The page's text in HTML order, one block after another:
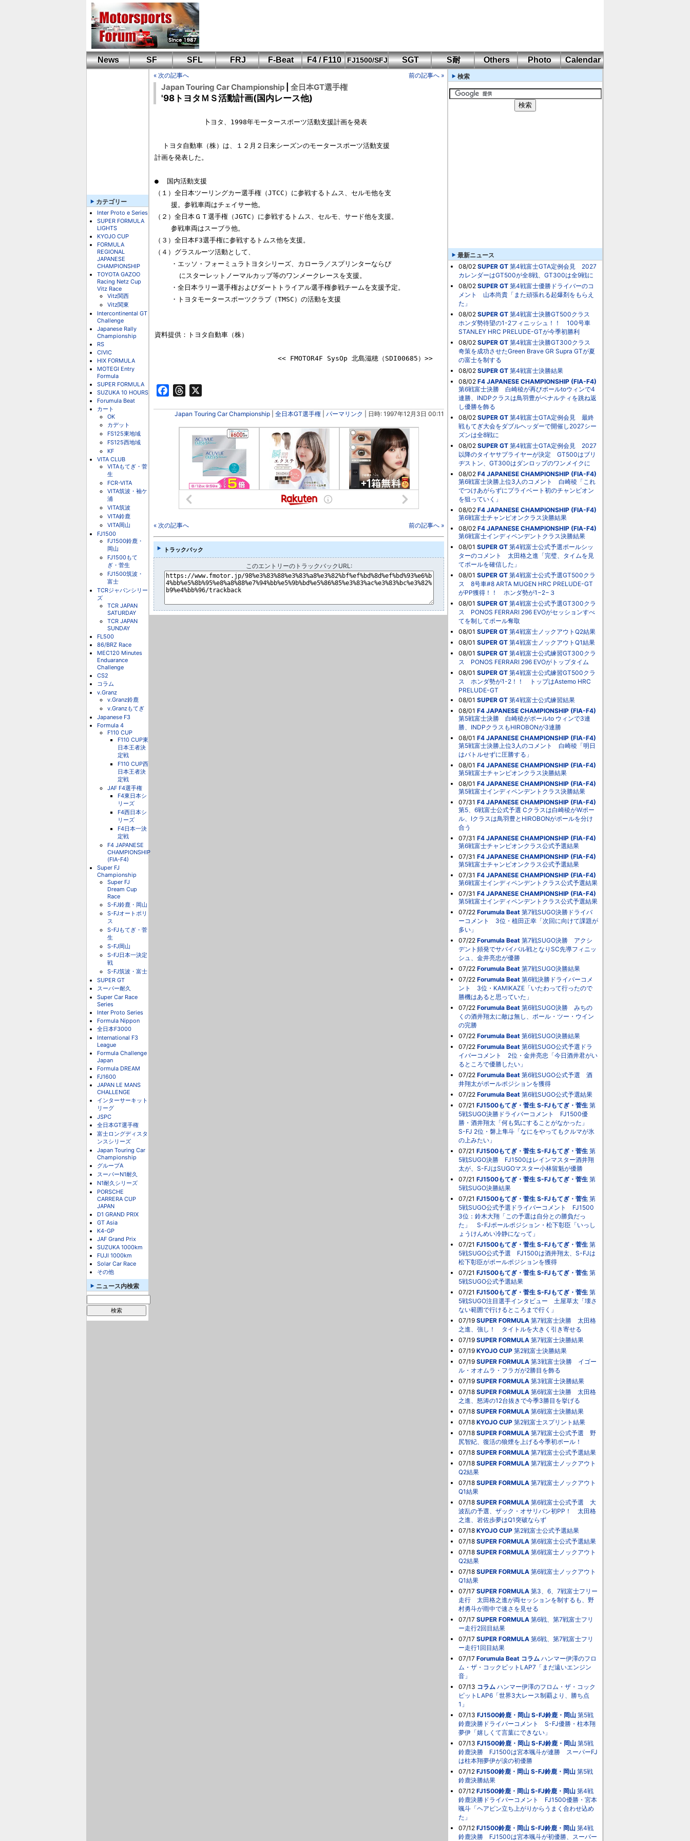
News SF SFL FRJ F-Beat
F4 / F110
FJ1500/SFJ SGT S耐 Others Photo Calendar
カテゴリー
Inter Proto e Series
SUPER FORMULA
LIGHTS
KYOJO CUP
FORMULA
REGIONAL
JAPANESE
CHAMPIONSHIP
TOYOTA GAZOO
Racing Netz Cup
Vitz Race
Vitz関西
Vitz関東
Intercontinental GT
Challenge
Japanese Rally
Championship
RS
CIVIC
HIX FORMULA
MOTEGI Entry
Formula
SUPER FORMULA
SUZUKA 10 HOURS
Forumula Beat
カート
OK
カデット
FS125東地域
FS125西地域
KF
VITA CLUB
VITAもてぎ・菅
生
FCR-VITA
VITA筑波・袖ケ
浦
VITA筑波
VITA鈴鹿
VITA岡山
FJ1500
FJ1500鈴鹿・
岡山
FJ1500もて
ぎ・菅生
FJ1500筑波・
富士
TCRジャパンシリー
ズ
TCR JAPAN
SATURDAY
TCR JAPAN
SUNDAY
FL500
86/BRZ Race
MEC120 Minutes
Enduarance
Challenge
CS2
コラム
v.Granz
v.Granz鈴鹿
v.Granzもてぎ
Japanese F3
Formula 4
F110 CUP
F110 CUP東
日本王者決
定戦
F110 CUP西
日本王者決
定戦
JAF F4選手権
F4東日本シ
リーズ
F4西日本シ
リーズ
F4日本一決
定戦
F4 JAPANESE
CHAMPIONSHIP
(FIA-F4)
Super FJ
Championship
Super FJ
Dream Cup
Race
S-FJ鈴鹿・岡山
S-FJオートポリ
ス
S-FJもてぎ・菅
生
S-FJ岡山
S-FJ日本一決定
戦
S-FJ筑波・富士
SUPER GT
スーパー耐久
Super Car Race
Series
Inter Proto Series
Formula Nippon
全日本F3000
International F3
League
Formula Challenge
Japan
Formula DREAM
FJ1600
JAPAN LE MANS
CHALLENGE
インターサーキット
リーグ
JSPC
全日本GT選手権
富士ロングディスタ
ンスシリーズ
Japan Touring Car
Championship
グループA
スーパーN1耐久
N1耐久シリーズ
PORSCHE
CARRERA CUP
JAPAN
D1 GRAND PRIX
GT Asia
K4-GP
JAF Grand Prix
SUZUKA 1000km
FUJI 1000km
Solar Car Race
その他
ニュース内検索
« 次の記事へ 前の記事へ »
Japan Touring Car Championship 全日本GT選手権
'98トヨタＭＳ活動計画(国内レース他)
計画を発表した。
●  国内活動支援
（１）全日本ツーリングカー選手権（JTCC）に参戦するトムス、セルモ他を支
（２）全日本ＧＴ選手権（JGTC）に参戦するトムス、セルモ、サード他を支援。
（３）全日本F3選手権に参戦するトムス他を支援。
（４）グラスルーツ活動として、
資料提供：トヨタ自動車（株）
Facebook
Threads
Japan Touring Car Championship 全日本GT選手権 パーマリンク | 日時: 1997年12月3日 00:11
« 次の記事へ 前の記事へ »
トラックバック
このエントリーのトラックバックURL:
検索
最新ニュース
08/02 SUPER GT 第4戦富士GTA定例会見 2027
カレンダーはGT500が全8戦、GT300は全9戦に
08/02 SUPER GT 第4戦富士優勝ドライバーのコ
メント 山本尚貴「また頑張れる起爆剤をもらえ
た」
08/02 SUPER GT 第4戦富士決勝GT500クラス
ホンダ勢待望の1-2フィニッシュ！！ 100号車
STANLEY HRC PRELUDE-GTが今季初勝利
08/02 SUPER GT 第4戦富士決勝GT300クラス
奇策を成功させたGreen Brave GR Supra GTが夏
の富士を制する
08/02 SUPER GT 第4戦富士決勝結果
08/02 F4 JAPANESE CHAMPIONSHIP (FIA-F4)
第6戦富士決勝 白崎稜が再びポールtoウィンで4
連勝、INDPクラスは鳥羽豊がペナルティを跳ね返
し優勝を飾る
08/02 SUPER GT 第4戦富士GTA定例会見 最終
戦もてぎ大会をダブルヘッダーで開催し2027シー
ズンは全8戦に
08/02 SUPER GT 第4戦富士GTA定例会見 2027
以降のタイヤサプライヤーが決定 GT500はブリ
ヂストン、GT300はダンロップのワンメイクに
08/02 F4 JAPANESE CHAMPIONSHIP (FIA-F4)
第6戦富士決勝上位3人のコメント 白崎稜「これ
でつけあがらずにプライベート初のチャンピオン
を狙っていく」
08/02 F4 JAPANESE CHAMPIONSHIP (FIA-F4)
第6戦富士チャンピオンクラス決勝結果
08/02 F4 JAPANESE CHAMPIONSHIP (FIA-F4)
第6戦富士インディペンデントクラス決勝結果
08/01 SUPER GT 第4戦富士公式予選ポールシッ
ターのコメント 太田格之進「完璧、タイムを見
てポールを確信した」
08/01 SUPER GT 第4戦富士公式予選GT500クラ
ス 8号車#8 ARTA MUGEN HRC PRELUDE-GT
がPP獲得！！ ホンダ勢が1−2−３
08/01 SUPER GT 第4戦富士公式予選GT300クラ
ス PONOS FERRARI 296 EVOがセッションすべ
てを制してポール奪取
08/01 SUPER GT 第4戦富士ノックアウトQ2結果
08/01 SUPER GT 第4戦富士ノックアウトQ1結果
08/01 SUPER GT 第4戦富士公式練習GT300クラ
ス PONOS FERRARI 296 EVOがトップタイム
08/01 SUPER GT 第4戦富士公式練習GT500クラ
ス ホンダ勢が1-2！！ トップはAstemo HRC
PRELUDE-GT
08/01 SUPER GT 第4戦富士公式練習結果
08/01 F4 JAPANESE CHAMPIONSHIP (FIA-F4)
第5戦富士決勝 白崎稜がポールto ウィンで3連
勝、INDPクラスもHIROBONが3連勝
08/01 F4 JAPANESE CHAMPIONSHIP (FIA-F4)
第5戦富士決勝上位3人のコメント 白崎稜「明日
はバトルせずに圧勝する」
08/01 F4 JAPANESE CHAMPIONSHIP (FIA-F4)
第5戦富士チャンピオンクラス決勝結果
08/01 F4 JAPANESE CHAMPIONSHIP (FIA-F4)
第5戦富士インディペンデントクラス決勝結果
07/31 F4 JAPANESE CHAMPIONSHIP (FIA-F4)
第5、6戦富士公式予選 Cクラスは白崎稜がWポー
ル、Iクラスは鳥羽豊とHIROBONがポールを分け
合う
07/31 F4 JAPANESE CHAMPIONSHIP (FIA-F4)
第6戦富士チャンピオンクラス公式予選結果
07/31 F4 JAPANESE CHAMPIONSHIP (FIA-F4)
第5戦富士チャンピオンクラス公式予選結果
07/31 F4 JAPANESE CHAMPIONSHIP (FIA-F4)
第6戦富士インディペンデントクラス公式予選結果
07/31 F4 JAPANESE CHAMPIONSHIP (FIA-F4)
第5戦富士インディペンデントクラス公式予選結果
07/22 Forumula Beat 第7戦SUGO決勝ドライバ
ーコメント 3位・植田正幸「次回に向けて課題が
多い」
07/22 Forumula Beat 第7戦SUGO決勝 アクシ
デント頻発でサバイバル戦となりSC先導フィニッ
シュ、金井亮忠が優勝
07/22 Forumula Beat 第7戦SUGO決勝結果
07/22 Forumula Beat 第6戦決勝ドライバーコメ
ント 3位・KAMIKAZE「いたわって行ったので
勝機はあると思っていた」
07/22 Forumula Beat 第6戦SUGO決勝 みちの
くの酒井翔太に敵は無し、ポール・ツー・ウイン
の完勝
07/22 Forumula Beat 第6戦SUGO決勝結果
07/22 Forumula Beat 第6戦SUGO公式予選ドラ
イバーコメント 2位・金井亮忠「今日酒井君がい
るところで優勝したい」
07/22 Forumula Beat 第6戦SUGO公式予選 酒
井翔太がポールポジションを獲得
07/22 Forumula Beat 第6戦SUGO公式予選結果
07/21 FJ1500もてぎ・菅生 S-FJもてぎ・菅生 第
5戦SUGO決勝ドライバーコメント FJ1500優
勝・酒井翔太「何も気にすることがなかった」
S-FJ 2位・磐上隼斗「なにをやってもクルマが氷
の上みたい」
07/21 FJ1500もてぎ・菅生 S-FJもてぎ・菅生 第
5戦SUGO決勝 FJ1500はレインマスター酒井翔
太が、S-FJはSUGOマスター小林留魁が優勝
07/21 FJ1500もてぎ・菅生 S-FJもてぎ・菅生 第
5戦SUGO決勝結果
07/21 FJ1500もてぎ・菅生 S-FJもてぎ・菅生 第
5戦SUGO公式予選ドライバーコメント FJ1500
3位：鈴木大翔「この予選は自分との勝負だっ
た」 S-FJポールポジション・松下彰臣「いっし
ょうけんめい冷静になって」
07/21 FJ1500もてぎ・菅生 S-FJもてぎ・菅生 第
5戦SUGO公式予選 FJ1500は酒井翔太、S-FJは
松下彰臣がポールポジションを獲得
07/21 FJ1500もてぎ・菅生 S-FJもてぎ・菅生 第
5戦SUGO公式予選結果
07/21 FJ1500もてぎ・菅生 S-FJもてぎ・菅生 第
5戦SUGO注目選手インタビュー 土屋草太「壊さ
ない範囲で行けるところまで行く」
07/19 SUPER FORMULA 第7戦富士決勝 太田格
之進、強し！ タイトルを大きく引き寄せる
07/19 SUPER FORMULA 第7戦富士決勝結果
07/19 KYOJO CUP 第2戦富士決勝結果
07/19 SUPER FORMULA 第3戦富士決勝 イゴー
ル・オオムラ・フラガが2勝目を飾る
07/19 SUPER FORMULA 第3戦富士決勝結果
07/18 SUPER FORMULA 第6戦富士決勝 太田格
之進、怒涛の12台抜きで今季3勝目を挙げる
07/18 SUPER FORMULA 第6戦富士決勝結果
07/18 KYOJO CUP 第2戦富士スプリント結果
07/18 SUPER FORMULA 第7戦富士公式予選 野
尻智紀、復活の狼煙を上げる今季初ポール！
07/18 SUPER FORMULA 第7戦富士公式予選結果
07/18 SUPER FORMULA 第7戦富士ノックアウト
Q2結果
07/18 SUPER FORMULA 第7戦富士ノックアウト
Q1結果
07/18 SUPER FORMULA 第6戦富士公式予選 大
波乱の予選、ザック・オサリバン初PP！ 太田格
之進、岩佐歩夢はQ1突破ならず
07/18 KYOJO CUP 第2戦富士公式予選結果
07/18 SUPER FORMULA 第6戦富士公式予選結果
07/18 SUPER FORMULA 第6戦富士ノックアウト
Q2結果
07/18 SUPER FORMULA 第6戦富士ノックアウト
Q1結果
07/17 SUPER FORMULA 第3、6、7戦富士フリー
走行 太田格之進が両セッションを制するも、野
村勇斗が雨中で速さを見せる
07/17 SUPER FORMULA 第6戦、第7戦富士フリ
ー走行2回目結果
07/17 SUPER FORMULA 第6戦、第7戦富士フリ
ー走行1回目結果
07/17 Forumula Beat コラム ハンマー伊澤のフロ
ム・ザ・コックピットLAP7「まだ遠いエンジン
音」
07/13 コラム ハンマー伊澤のフロム・ザ・コック
ピットLAP6「世界3大レース制覇より、勝ち点
1」
07/13 FJ1500鈴鹿・岡山 S-FJ鈴鹿・岡山 第5戦
鈴鹿決勝ドライバーコメント S-FJ優勝・柱本翔
夢伊「嬉しくて言葉にできない」
07/13 FJ1500鈴鹿・岡山 S-FJ鈴鹿・岡山 第5戦
鈴鹿決勝 FJ1500は宮本颯斗が連勝 スーパーFJ
は柱本翔夢伊が涙の初優勝
07/12 FJ1500鈴鹿・岡山 S-FJ鈴鹿・岡山 第5戦
鈴鹿決勝結果
07/12 FJ1500鈴鹿・岡山 S-FJ鈴鹿・岡山 第4戦
鈴鹿決勝ドライバーコメント FJ1500優勝・宮本
颯斗「ヘアピン立ち上がりからうまく合わせ込め
た」
07/12 FJ1500鈴鹿・岡山 S-FJ鈴鹿・岡山 第4戦
鈴鹿決勝 FJ1500は宮本颯斗が初優勝、スーパー